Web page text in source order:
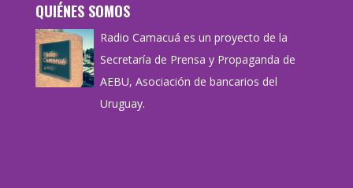
QUIÉNES SOMOS
Radio Camacuá es un proyecto de la
Secretaría de Prensa y Propaganda de
AEBU, Asociación de bancarios del
Uruguay.